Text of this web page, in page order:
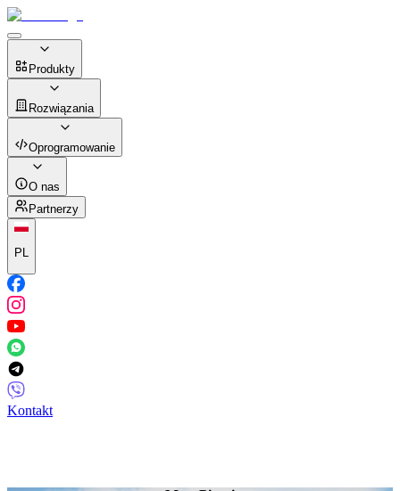
Produkty
Rozwiązania
Oprogramowanie
O nas
Partnerzy
PL
Kontakt